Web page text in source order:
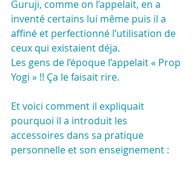
Guruji, comme on l’appelait, en a
inventé certains lui même puis il a
affiné et perfectionné l’utilisation de
ceux qui existaient déja.
Les gens de l’époque l’appelait « Prop
Yogi » !! Ça le faisait rire.
Et voici comment il expliquait
pourquoi il a introduit les
accessoires dans sa pratique
personnelle et son enseignement :